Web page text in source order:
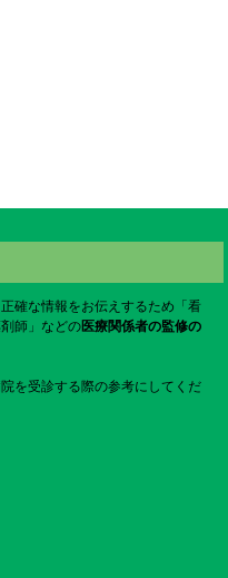
確な情報をお伝えするため「看
師」などの医療関係者の監修の
を受診する際の参考にしてくだ